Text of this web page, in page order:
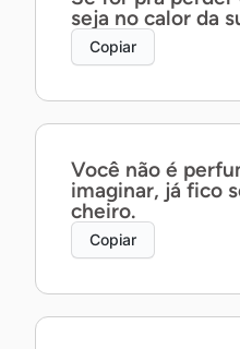
seja no calor da
Copiar
Você não é
imaginar, já fico
cheiro.
Copiar